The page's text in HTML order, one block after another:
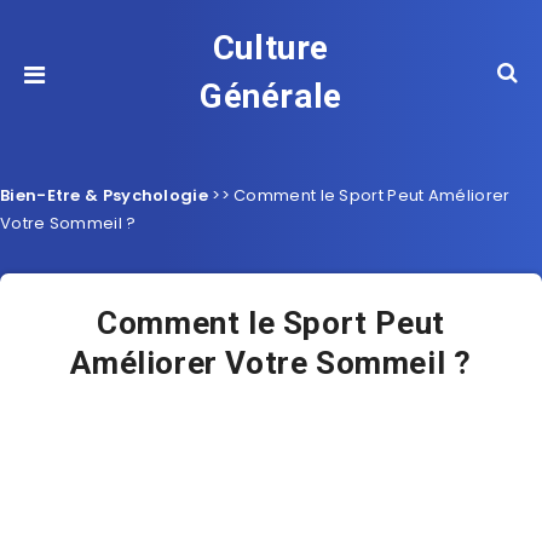
Culture
Générale
Bien-Etre & Psychologie>>Comment le Sport Peut Améliorer
Votre Sommeil ?
Comment le Sport Peut
Améliorer Votre Sommeil ?